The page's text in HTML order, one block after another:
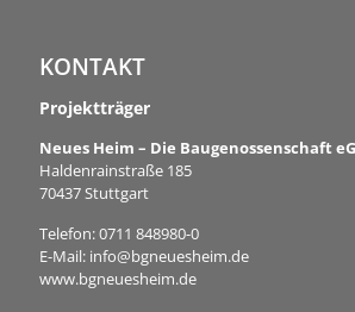
KONTAKT
Projektträger
Neues Heim – Die Baugenossenschaft
Haldenrainstraße 185
70437 Stuttgart
Telefon:0711 848980-0
E-Mail: info@bgneuesheim.de
www.bgneuesheim.de